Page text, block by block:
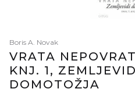
Boris A. Novak
VRATA
KNJ. 1,
DOMOTOŽJA